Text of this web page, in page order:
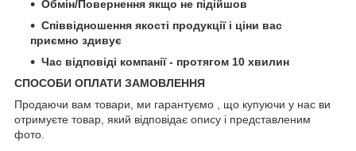
Обмін/Повернення якщо не підійшов
Співвідношення якості продукції і ціни вас
приємно здивує
Час відповіді компанії - протягом 10 хвилин
СПОСОБИ ОПЛАТИ ЗАМОВЛЕННЯ
Продаючи вам товари, ми гарантуємо , що купуючи у нас ви
отримуєте товар, який відповідає опису і представленим
фото.